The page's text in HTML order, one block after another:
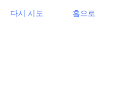
다시 시도 홈으로